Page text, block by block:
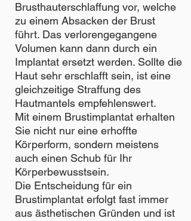
Brusthauterschlaffung vor, welche
zu einem Absacken der Brust
führt. Das verlorengegangene
Volumen kann dann durch ein
Implantat ersetzt werden. Sollte die
Haut sehr erschlafft sein, ist eine
gleichzeitige Straffung des
Hautmantels empfehlenswert.
Mit einem Brustimplantat erhalten
Sie nicht nur eine erhoffte
Körperform, sondern meistens
auch einen Schub für Ihr
Körperbewusstsein.
Die Entscheidung für ein
Brustimplantat erfolgt fast immer
aus ästhetischen Gründen und ist